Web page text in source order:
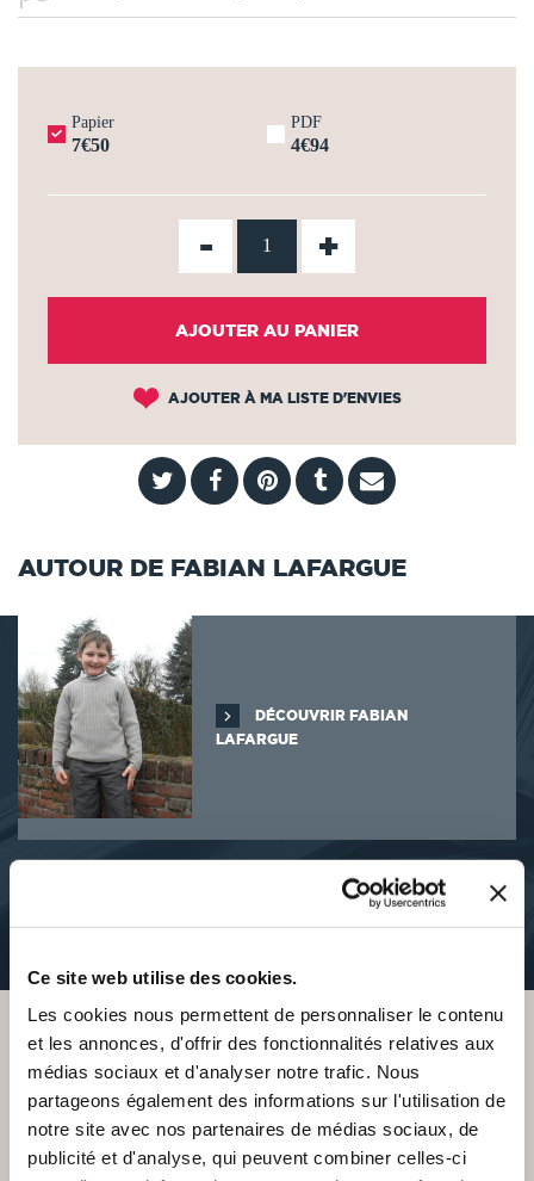
Ce site web utilise des cookies.
Les cookies nous permettent de personnaliser le contenu
et les annonces, d'offrir des fonctionnalités relatives aux
médias sociaux et d'analyser notre trafic. Nous
partageons également des informations sur l'utilisation de
notre site avec nos partenaires de médias sociaux, de
publicité et d'analyse, qui peuvent combiner celles-ci
Papier
7€50
PDF
4€94
- +
AJOUTER AU PANIER
AJOUTER À MA LISTE D'ENVIES
AUTOUR DE FABIAN LAFARGUE
DÉCOUVRIR FABIAN
LAFARGUE
À PROPOS DE L'AUTEUR
VOUS AIMEREZ AUSSI